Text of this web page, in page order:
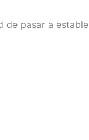
de pasar a estable